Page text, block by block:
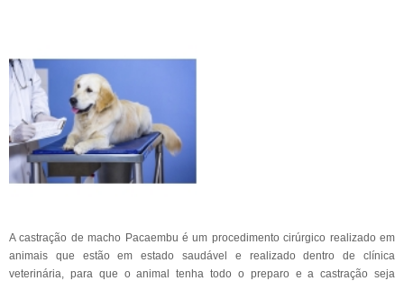
A castração de macho Pacaembu é um procedimento cirúrgico realizado em
animais que estão em estado saudável e realizado dentro de clínica
veterinária, para que o animal tenha todo o preparo e a castração seja